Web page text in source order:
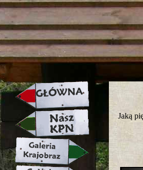
strona w naprawie
Jaką